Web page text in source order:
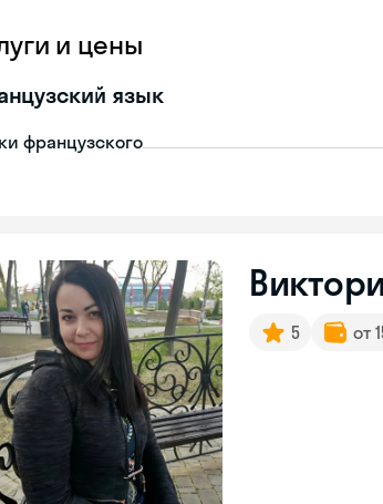
и цены
язык
французского
5 от